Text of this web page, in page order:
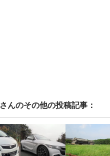
さんのその他の投稿記事：